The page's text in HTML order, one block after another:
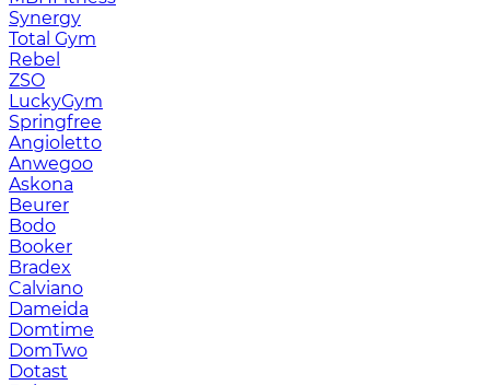
Synergy
Total Gym
Rebel
ZSO
LuckyGym
Springfree
Angioletto
Anwegoo
Askona
Beurer
Bodo
Booker
Bradex
Calviano
Dameida
Domtime
DomTwo
Dotast